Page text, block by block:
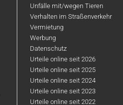
Unfälle mit/wegen Tieren
Verhalten im Straßenverkehr
Vermietung
Werbung
Datenschutz
Urteile online seit 2026
Urteile online seit 2025
Urteile online seit 2024
Urteile online seit 2023
Urteile online seit 2022